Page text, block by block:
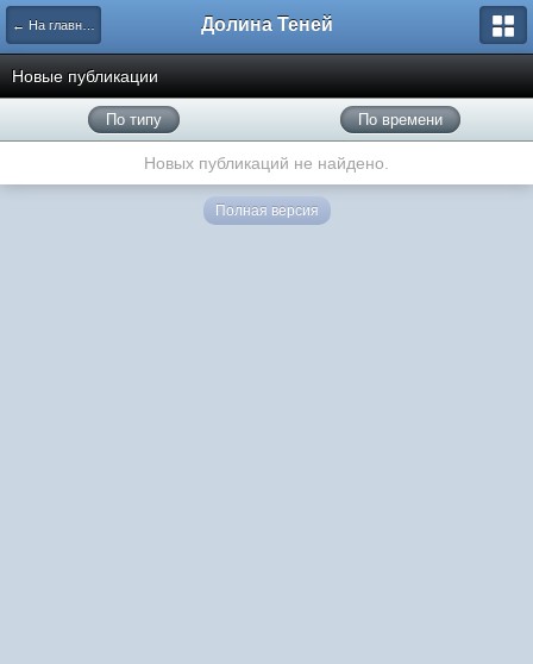
← На главную Долина Теней
Новые публикации
По типу По времени
Новых публикаций не найдено.
Полная версия